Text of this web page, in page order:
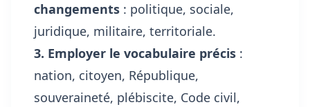
changements : politique, sociale,
juridique, militaire, territoriale.
3. Employer le vocabulaire précis :
nation, citoyen, République,
souveraineté, plébiscite, Code civil,